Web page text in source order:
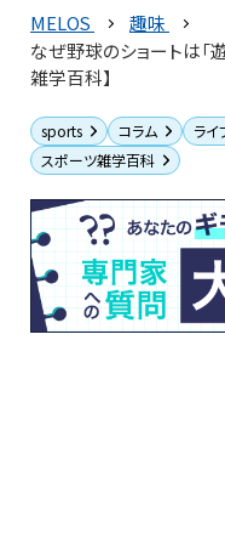
MELOS
趣味
なぜ野球のショートは「
雑学百科】
sports コラム ライ
スポーツ雑学百科